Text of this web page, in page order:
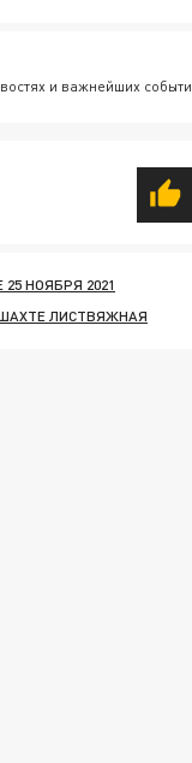
и важнейших
НОЯБРЯ 2021
ЛИСТВЯЖНАЯ